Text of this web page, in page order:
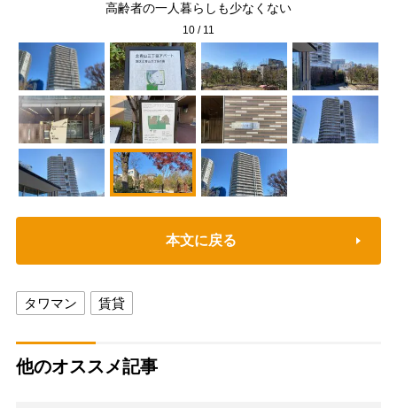
高齢者の一人暮らしも少なくない
10 / 11
本文に戻る
タワマン 賃貸
他のオススメ記事